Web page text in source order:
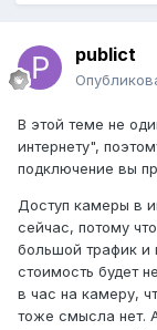
publict
В этой теме не
интернету",
подключение вы
Доступ камеры в
сейчас, потому
большой трафик и
стоимость будет
в час на камеру,
тоже смысла нет.